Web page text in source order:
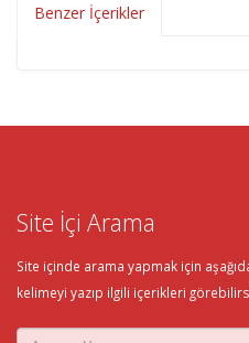
Benzer İçerikler
Site İçi Arama
Site içinde arama yapmak için
kelimeyi yazıp ilgili içerikleri